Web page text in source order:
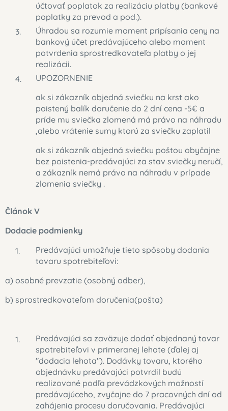
účtovať poplatok za realizáciu platby (bankové
poplatky za prevod a pod.).
Úhradou sa rozumie moment pripísania ceny na
bankový účet predávajúceho alebo moment
potvrdenia sprostredkovateľa platby o jej
realizácii.
UPOZORNENIE
ak si zákazník objedná sviečku na krst ako
poistený balík doručenie do 2 dní cena -5€ a
príde mu sviečka zlomená má právo na náhradu
,alebo vrátenie sumy ktorú za sviečku zaplatil
ak si zákazník objedná sviečku poštou obyčajne
bez poistenia-predávajúci za stav sviečky neručí,
a zákazník nemá právo na náhradu v prípade
zlomenia sviečky .
Článok V
Dodacie podmienky
Predávajúci umožňuje tieto spôsoby dodania
tovaru spotrebiteľovi:
a) osobné prevzatie (osobný odber),
b) sprostredkovateľom doručenia(pošta)
Predávajúci sa zaväzuje dodať objednaný tovar
spotrebiteľovi v primeranej lehote (ďalej aj
"dodacia lehota"). Dodávky tovaru, ktorého
objednávku predávajúci potvrdil budú
realizované podľa prevádzkových možností
predávajúceho, zvyčajne do 7 pracovných dní od
zahájenia procesu doručovania. Predávajúci